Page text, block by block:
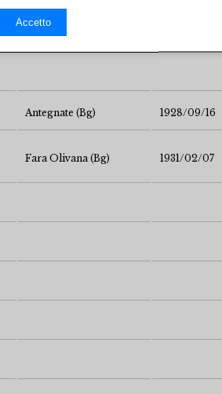
Accetto
Antegnate (Bg) 1928/09/16
Fara Olivana (Bg) 1931/02/07